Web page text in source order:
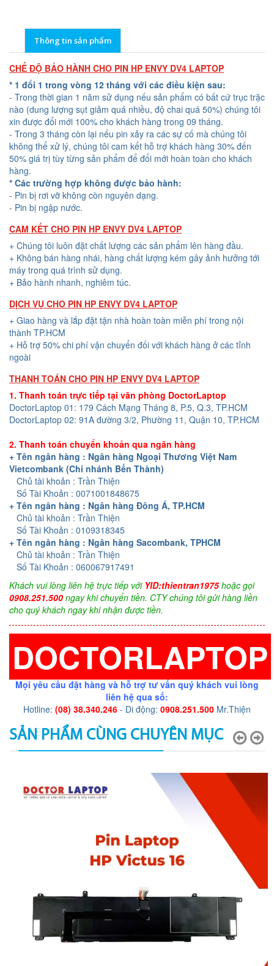
Thông tin sản phẩm
CHẾ ĐỘ BẢO HÀNH CHO PIN HP ENVY DV4 LAPTOP
* 1 đổi 1 trong vòng 12 tháng với các điều kiện sau:
- Trong thời gian 1 năm sử dụng nếu sản phẩm có bất cứ trục trặc
nào (dung lượng sụt giảm quá nhiều, độ chai quá 50%) chúng tôi
xin được đổi mới 100% cho khách hàng trong 09 tháng.
- Trong 3 tháng còn lại nếu pin xảy ra các sự cố mà chúng tôi
không thể xử lý, chúng tôi cam kết hỗ trợ khách hàng 30% đến
50% giá trị tùy từng sản phẩm để đổi mới hoàn toàn cho khách
hàng.
* Các trường hợp không được bảo hành:
- Pin bị rơi vỡ không còn nguyên dạng.
- Pin bị ngập nước.
CAM KẾT CHO PIN HP ENVY DV4 LAPTOP
+ Chúng tôi luôn đặt chất lượng các sản phẩm lên hàng đầu.
+ Không bán hàng nhái, hàng chất lượng kém gây ảnh hưởng tới
máy trong quá trình sử dụng.
+ Bảo hành nhanh, nghiêm túc.
DỊCH VỤ CHO PIN HP ENVY DV4 LAPTOP
+ Giao hàng và lắp đặt tận nhà hoàn toàn miễn phí trong nội
thành TP.HCM
+ Hỗ trợ 50% chi phí vận chuyển đối với khách hàng ở các tỉnh
ngoài
THANH TOÁN CHO PIN HP ENVY DV4 LAPTOP
1. Thanh toán trực tiếp tại văn phòng DoctorLaptop
DoctorLaptop 01: 179 Cách Mạng Tháng 8, P.5, Q.3, TP.HCM
DoctorLaptop 02: 91A đường 3/2, Phường 11, Quận 10, TP.HCM
2. Thanh toán chuyển khoản qua ngân hàng
+ Tên ngân hàng : Ngân hàng Ngoại Thương Việt Nam
Vietcombank (Chi nhánh Bến Thành)
Chủ tài khoản : Trần Thiện
Số Tài Khoản : 0071001848675
+ Tên ngân hàng : Ngân hàng Đông Á, TP.HCM
Chủ tài khoản : Trần Thiện
Số Tài Khoản : 0109318345
+ Tên ngân hàng : Ngân hàng Sacombank, TPHCM
Chủ tài khoản : Trần Thiện
Số Tài Khoản : 060067917491
Khách vui lòng liên hệ trực tiếp với YID:thientran1975hoặc gọi
0908.251.500 ngay khi chuyển tiền. CTY chúng tôi gửi hàng liền
cho quý khách ngay khi nhận được tiền.
DOCTORLAPTOP
Mọi yêu cầu đặt hàng và hỗ trợ tư vấn quý khách vui lòng
liên hệ qua số:
Hotline: (08) 38.340.246 - Di động: 0908.251.500 Mr.Thiện
SẢN PHẨM CÙNG CHUYÊN MỤC